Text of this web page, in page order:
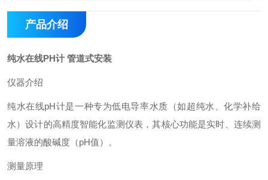
产品介绍
纯水在线PH计 管道式安装
仪器介绍
纯水在线pH计是一种专为低电导率水质（如超纯水、化学补给
水）设计的高精度智能化监测仪表，其核心功能是实时、连续测
量溶液的酸碱度（pH值）。
测量原理